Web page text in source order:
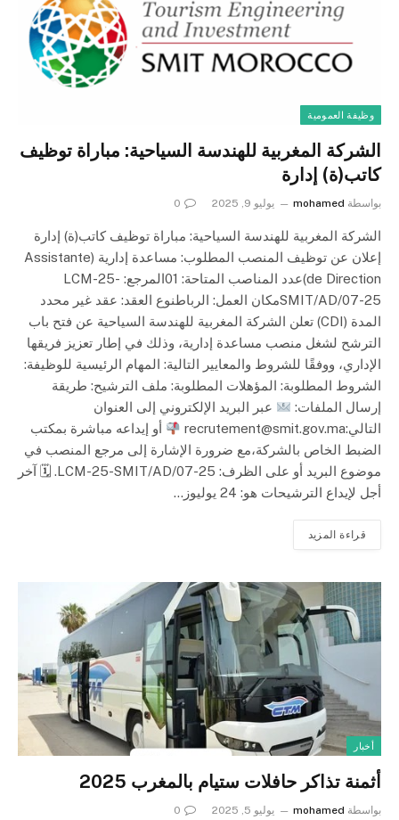
وظيفة العمومية
الشركة المغربية للهندسة السياحية: مباراة توظيف
كاتب(ة) إدارة
بواسطة mohamed يوليو 9, 2025 0
الشركة المغربية للهندسة السياحية: مباراة توظيف كاتب(ة) إدارة
إعلان عن توظيف المنصب المطلوب: مساعدة إدارية (Assistante
de Direction)عدد المناصب المتاحة: 01المرجع: LCM-25-
SMIT/AD/07-25مكان العمل: الرباطنوع العقد: عقد غير محدد
المدة (CDI) تعلن الشركة المغربية للهندسة السياحية عن فتح باب
الترشح لشغل منصب مساعدة إدارية، وذلك في إطار تعزيز فريقها
الإداري، ووفقًا للشروط والمعايير التالية: المهام الرئيسية للوظيفة:
الشروط المطلوبة: المؤهلات المطلوبة: ملف الترشيح: طريقة
إرسال الملفات:
عبر البريد الإلكتروني إلى العنوان
التالي:recrutement@smit.gov.ma
أو إيداعه مباشرة بمكتب
الضبط الخاص بالشركة،مع ضرورة الإشارة إلى مرجع المنصب في
موضوع البريد أو على الظرف: LCM-25-SMIT/AD/07-25. 🗓 آخر
أجل لإيداع الترشيحات هو: 24 يوليوز…
قراءة المزيد
أخبار
أثمنة تذاكر حافلات ستيام بالمغرب 2025
بواسطة mohamed يوليو 5, 2025 0